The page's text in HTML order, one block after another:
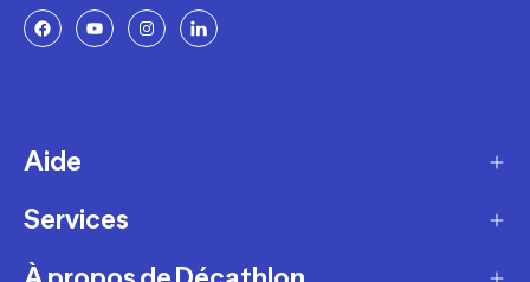
Aide
Livraison
Retours et échanges
Services